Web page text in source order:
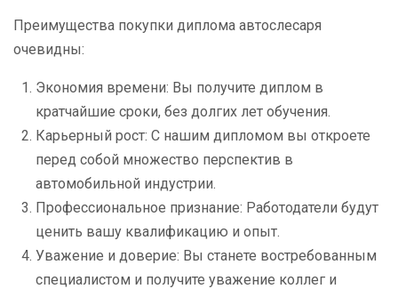
Преимущества покупки диплома автослесаря
очевидны:
Экономия времени: Вы получите диплом в
кратчайшие сроки, без долгих лет обучения.
Карьерный рост: С нашим дипломом вы откроете
перед собой множество перспектив в
автомобильной индустрии.
Профессиональное признание: Работодатели будут
ценить вашу квалификацию и опыт.
Уважение и доверие: Вы станете востребованным
специалистом и получите уважение коллег и